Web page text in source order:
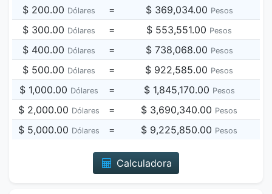
$ 200.00 Dólares = $ 369,034.00 Pesos
$ 300.00 Dólares = $ 553,551.00 Pesos
$ 400.00 Dólares = $ 738,068.00 Pesos
$ 500.00 Dólares = $ 922,585.00 Pesos
$ 1,000.00 Dólares = $ 1,845,170.00 Pesos
$ 2,000.00 Dólares = $ 3,690,340.00 Pesos
$ 5,000.00 Dólares = $ 9,225,850.00 Pesos
Calculadora